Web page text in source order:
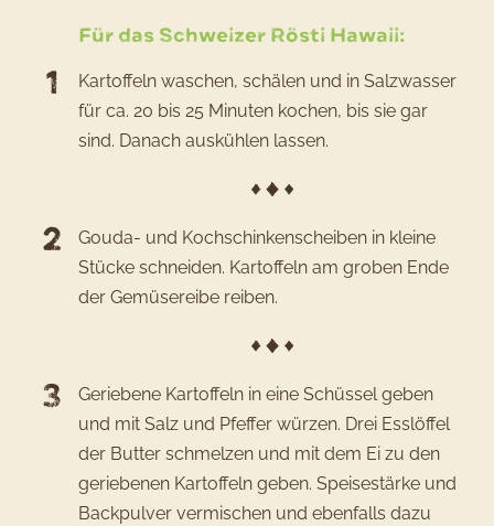
Hawaii
Für das Schweizer Rösti Hawaii:
Kartoffeln waschen, schälen und in Salzwasser
für ca. 20 bis 25 Minuten kochen, bis sie gar
sind. Danach auskühlen lassen.
Gouda- und Kochschinkenscheiben in kleine
Stücke schneiden. Kartoffeln am groben Ende
der Gemüsereibe reiben.
Geriebene Kartoffeln in eine Schüssel geben
und mit Salz und Pfeffer würzen. Drei Esslöffel
der Butter schmelzen und mit dem Ei zu den
geriebenen Kartoffeln geben. Speisestärke und
Backpulver vermischen und ebenfalls dazu